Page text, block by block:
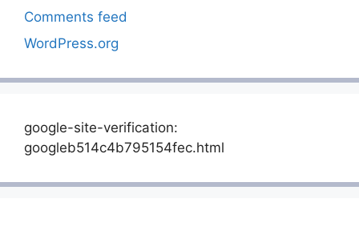
Comments feed
WordPress.org
google-site-verification:
googleb514c4b795154fec.html